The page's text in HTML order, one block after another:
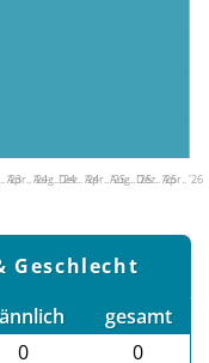
'23
Apr.. '24Aug.. '24Dez.. '24Apr.. '25Aug.. '25Dez.. '25Apr.. '26
Geschlecht
gesamt
0
0